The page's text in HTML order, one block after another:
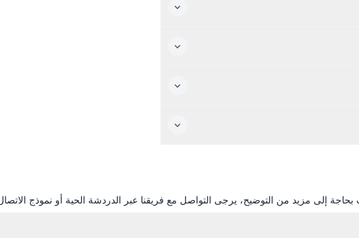
إلى مزيد من التوضيح، يرجى التواصل مع فريقنا عبر الدردشة الحية أو نموذج